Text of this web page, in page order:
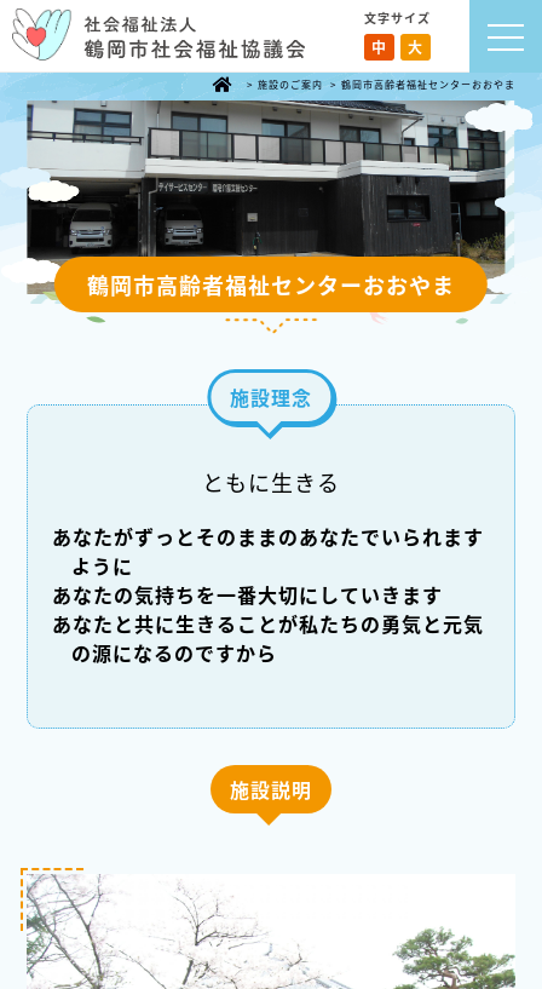
文字サイズ
中 大
> 施設のご案内 > 鶴岡市高齢者福祉センターおおやま
鶴岡市高齢者福祉センターおおやま
施設理念
ともに生きる
あなたがずっとそのままのあなたでいられます
ように
あなたの気持ちを一番大切にしていきます
あなたと共に生きることが私たちの勇気と元気
の源になるのですから
施設説明